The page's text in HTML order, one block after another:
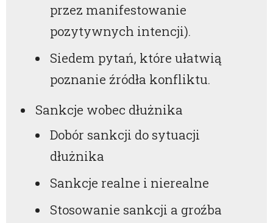
przez manifestowanie
pozytywnych intencji).
Siedem pytań, które ułatwią
poznanie źródła konfliktu.
Sankcje wobec dłużnika
Dobór sankcji do sytuacji
dłużnika
Sankcje realne i nierealne
Stosowanie sankcji a groźba